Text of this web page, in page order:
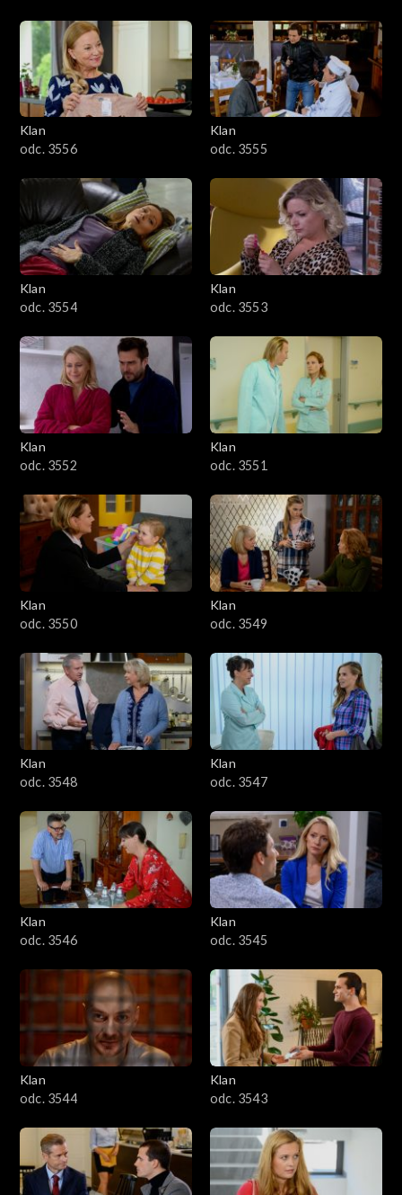
Klan
odc. 3556
Klan
odc. 3555
Klan
odc. 3554
Klan
odc. 3553
Klan
odc. 3552
Klan
odc. 3551
Klan
odc. 3550
Klan
odc. 3549
Klan
odc. 3548
Klan
odc. 3547
Klan
odc. 3546
Klan
odc. 3545
Klan
odc. 3544
Klan
odc. 3543